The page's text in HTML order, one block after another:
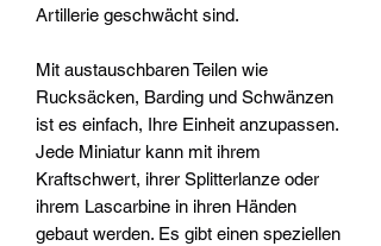
Artillerie geschwächt sind.
Mit austauschbaren Teilen wie
Rucksäcken, Barding und Schwänzen
ist es einfach, Ihre Einheit anzupassen.
Jede Miniatur kann mit ihrem
Kraftschwert, ihrer Splitterlanze oder
ihrem Lascarbine in ihren Händen
gebaut werden. Es gibt einen speziellen